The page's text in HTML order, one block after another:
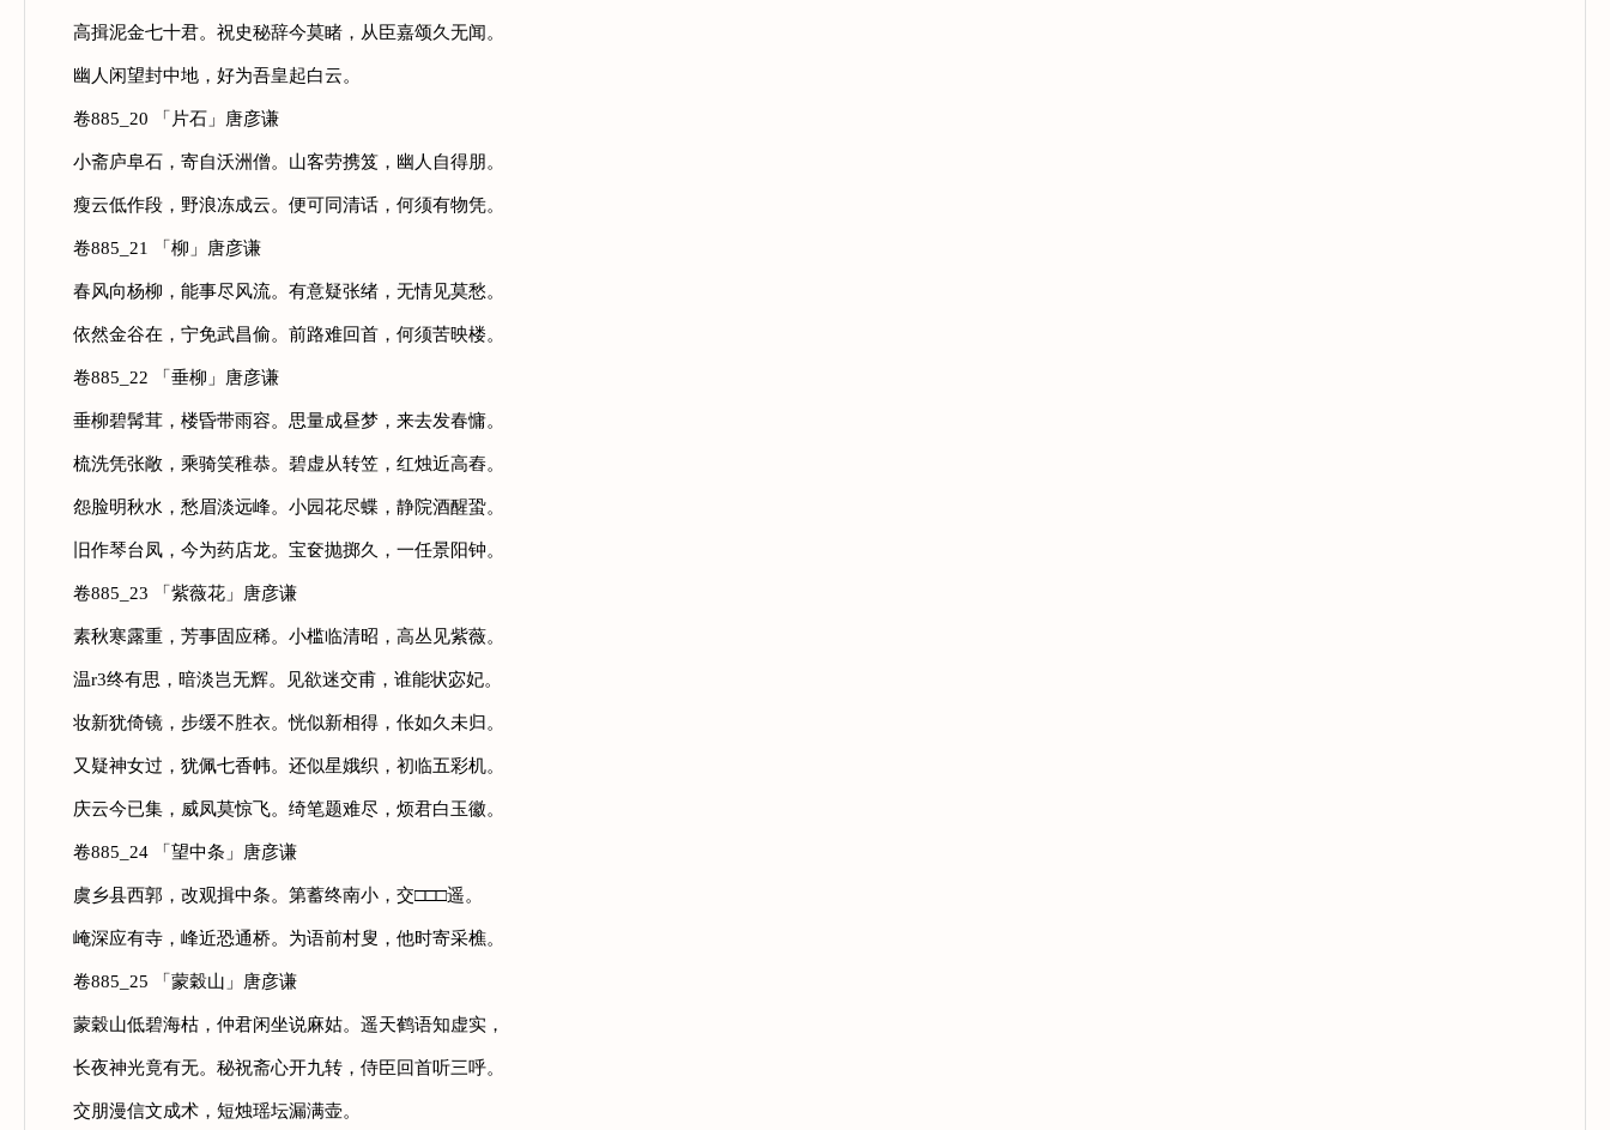
高揖泥金七十君。祝史秘辞今莫睹，从臣嘉颂久无闻。
幽人闲望封中地，好为吾皇起白云。
卷885_20 「片石」唐彦谦
小斋庐阜石，寄自沃洲僧。山客劳携笈，幽人自得朋。
瘦云低作段，野浪冻成云。便可同清话，何须有物凭。
卷885_21 「柳」唐彦谦
春风向杨柳，能事尽风流。有意疑张绪，无情见莫愁。
依然金谷在，宁免武昌偷。前路难回首，何须苦映楼。
卷885_22 「垂柳」唐彦谦
垂柳碧髯茸，楼昏带雨容。思量成昼梦，来去发春慵。
梳洗凭张敞，乘骑笑稚恭。碧虚从转笠，红烛近高舂。
怨脸明秋水，愁眉淡远峰。小园花尽蝶，静院酒醒蛩。
旧作琴台凤，今为药店龙。宝奁抛掷久，一任景阳钟。
卷885_23 「紫薇花」唐彦谦
素秋寒露重，芳事固应稀。小槛临清昭，高丛见紫薇。
温r3终有思，暗淡岂无辉。见欲迷交甫，谁能状宓妃。
妆新犹倚镜，步缓不胜衣。恍似新相得，伥如久未归。
又疑神女过，犹佩七香帏。还似星娥织，初临五彩机。
庆云今已集，威凤莫惊飞。绮笔题难尽，烦君白玉徽。
卷885_24 「望中条」唐彦谦
虞乡县西郭，改观揖中条。第蓄终南小，交□□□遥。
崦深应有寺，峰近恐通桥。为语前村叟，他时寄采樵。
卷885_25 「蒙穀山」唐彦谦
蒙穀山低碧海枯，仲君闲坐说麻姑。遥天鹤语知虚实，
长夜神光竟有无。秘祝斋心开九转，侍臣回首听三呼。
交朋漫信文成术，短烛瑶坛漏满壶。